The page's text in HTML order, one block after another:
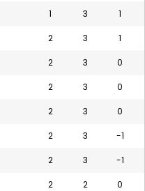
1 3 1
2 3 1
2 3 0
2 3 0
2 3 0
2 3 -1
2 3 -1
2 2 0